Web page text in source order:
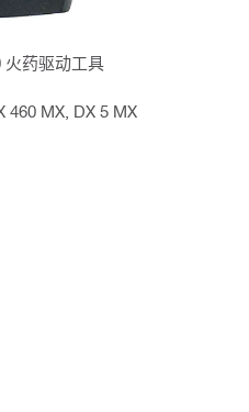
火药驱动工具
460 MX, DX 5 MX